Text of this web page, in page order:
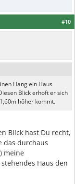
#10
Hang ein Haus
Blick erhoft er sich
höher kommt.
Blick hast Du recht,
das durchaus
meine
Haus den